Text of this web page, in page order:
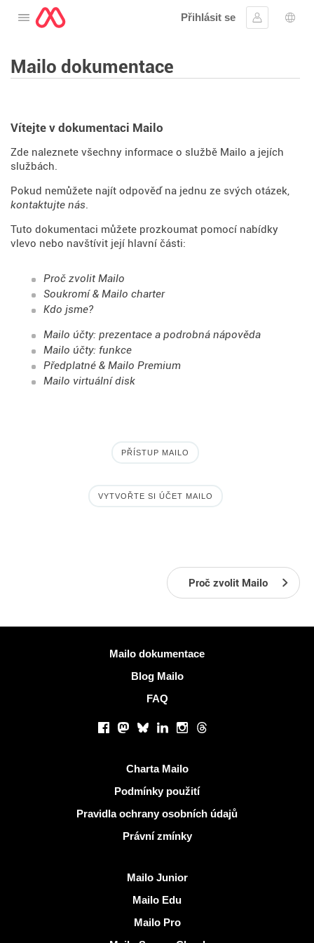
Otevřete nabídku
Přihlásit se
Přihlásit se
Mailo dokumentace
Vítejte v dokumentaci Mailo
Zde naleznete všechny informace o službě Mailo a jejích
službách.
Pokud nemůžete najít odpověď na jednu ze svých otázek,
kontaktujte nás.
Tuto dokumentaci můžete prozkoumat pomocí nabídky
vlevo nebo navštívit její hlavní části:
Proč zvolit Mailo
Soukromí & Mailo charter
Kdo jsme?
Mailo účty: prezentace a podrobná nápověda
Mailo účty: funkce
Předplatné & Mailo Premium
Mailo virtuální disk
PŘÍSTUP MAILO
VYTVOŘTE SI ÚČET MAILO
Proč zvolit Mailo
Mailo dokumentace
Blog Mailo
FAQ
Facebook
Mastodon
BlueskyLinkedInInstagram
Threads
Charta Mailo
Podmínky použití
Pravidla ochrany osobních údajů
Právní zmínky
Mailo Junior
Mailo Edu
Mailo Pro